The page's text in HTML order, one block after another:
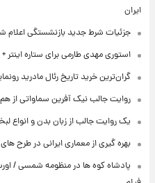
ایران
جزئیات شرط جدید بازنشستگی اعلام
استوری مهدی طارمی برای ستاره
گران‌ترین خرید تاریخ رئال مادرید
روایت جالب نیک آفرین سماواتی از
یک روایت جالب از زبان بدن و انواع
بهره گیری از معماری ایرانی در طرح های
پادشاه کوه ها در منظومه شمسی /